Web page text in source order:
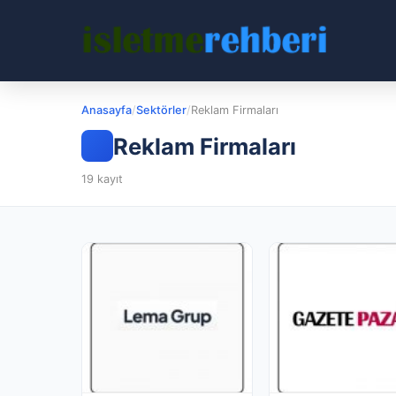
Anasayfa/Sektörler/Reklam Firmaları
Reklam Firmaları
19 kayıt